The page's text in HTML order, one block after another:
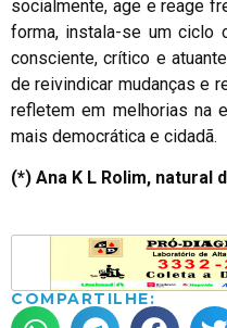
socialmente, age e reage
forma, instala-se um ciclo
consciente, crítico e
de reivindicar mudanças e
refletem em melhorias na
mais democrática e cidadã.
(*) Ana K L Rolim, natural
COMPARTILHE: